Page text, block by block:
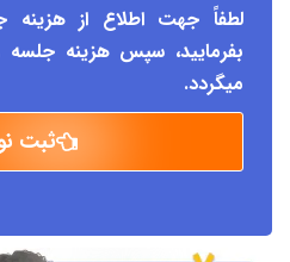
لطفاً جهت اطلاع از هزینه
بفرمایید، سپس هزینه جلسه
میگردد.
ثبت